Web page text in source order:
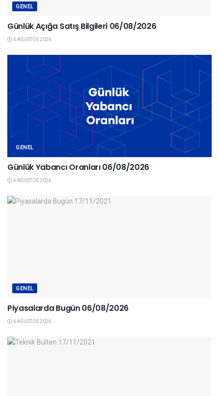
GENEL
Günlük Açığa Satış Bilgileri 06/08/2026
6 AĞUSTOS 2026
GENEL
Günlük Yabancı Oranları 06/08/2026
6 AĞUSTOS 2026
GENEL
Piyasalarda Bugün 06/08/2026
6 AĞUSTOS 2026